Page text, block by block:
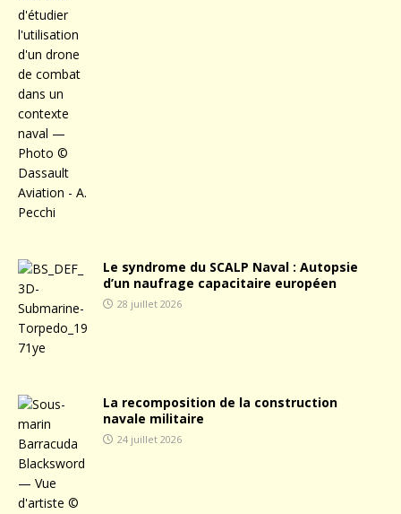
Le syndrome du SCALP Naval : Autopsie
d’un naufrage capacitaire européen
28 juillet 2026
La recomposition de la construction
navale militaire
24 juillet 2026